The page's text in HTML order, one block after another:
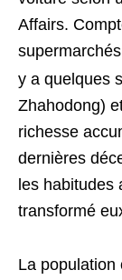
Affairs.
y a quelques
Zhahodong)
richesse
dernières
les habitudes
transformé
La population